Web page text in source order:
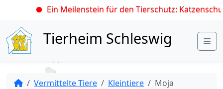
Ein Meilenstein für den Tierschutz:
Skip to content
Tierheim Schleswig
Vermittelte Tiere Kleintiere Moja